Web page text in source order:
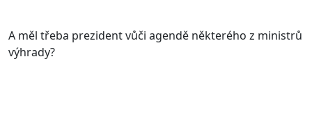
A měl třeba prezident vůči agendě některého z ministrů
výhrady?